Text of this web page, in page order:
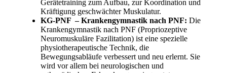
Gerätetraining zum Aufbau, zur Koordination und
Kräftigung geschwächter Muskulatur.
KG-PNF – Krankengymnastik nach PNF: Die
Krankengymnastik nach PNF (Propriozeptive
Neuromuskuläre Fazilitation) ist eine spezielle
physiotherapeutische Technik, die
Bewegungsabläufe verbessert und neu erlernt. Sie
wird vor allem bei neurologischen und